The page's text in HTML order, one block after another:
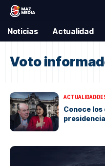
Noticias Actualidad
Voto
ACTUALIDAD
Conoce